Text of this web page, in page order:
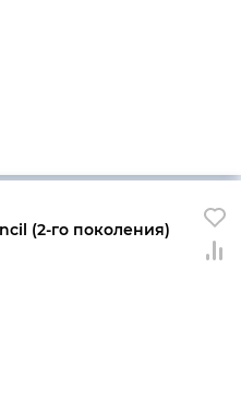
(2-го поколения)